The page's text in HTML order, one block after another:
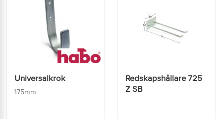
Universalkrok
175mm
Redskapshållare 725
Z SB